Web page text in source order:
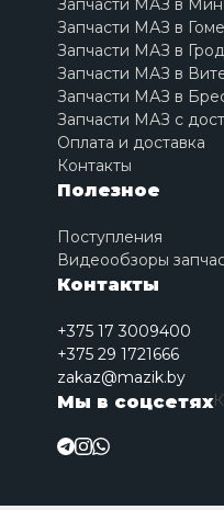
Запчасти МАЗ в
Запчасти МАЗ в
Запчасти МАЗ в
Запчасти МАЗ в
Запчасти МАЗ в
Запчасти МАЗ с
Оплата и доставка
Контакты
Полезное
Поступления
Видеообзоры
Контакты
+375 17 3009400
+375 29 1721666
zakaz@mazik.by
Мы в соцсетях